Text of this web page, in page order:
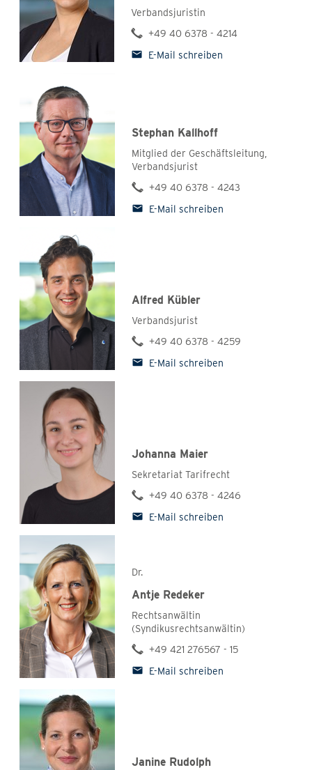
Verbandsjuristin
+49 40 6378 - 4214
E-Mail schreiben
Stephan Kallhoff
Mitglied der Geschäftsleitung,
Verbandsjurist
+49 40 6378 - 4243
E-Mail schreiben
Alfred Kübler
Verbandsjurist
+49 40 6378 - 4259
E-Mail schreiben
Johanna Maier
Sekretariat Tarifrecht
+49 40 6378 - 4246
E-Mail schreiben
Dr.
Antje Redeker
Rechtsanwältin
(Syndikusrechtsanwältin)
+49 421 276567 - 15
E-Mail schreiben
Janine Rudolph